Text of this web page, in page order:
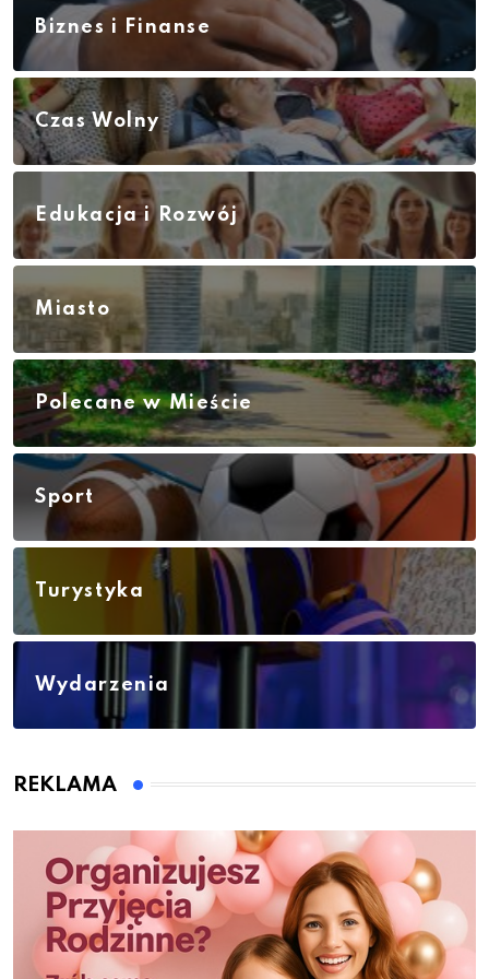
Biznes i Finanse
Czas Wolny
Edukacja i Rozwój
Miasto
Polecane w Mieście
Sport
Turystyka
Wydarzenia
REKLAMA